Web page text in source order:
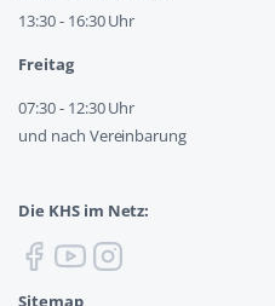
13:30 - 16:30 Uhr
Freitag
07:30 - 12:30 Uhr
und nach Vereinbarung
Die KHS im Netz:
Sitemap